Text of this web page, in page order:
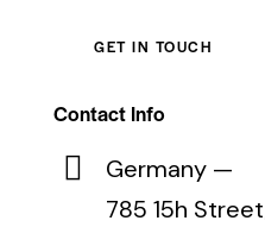
Contact Info
Germany —
785 15h